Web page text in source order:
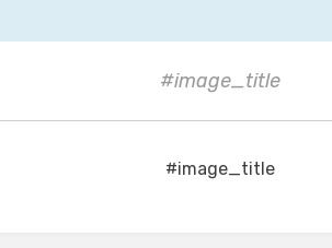
#image_title
#image_title